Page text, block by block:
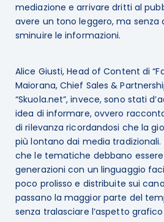
mediazione e arrivare dritti al
avere un tono leggero, ma senza
sminuire le informazioni.
Alice Giusti, Head of Content di
Maiorana, Chief Sales &
“Skuola.net”, invece, sono stati
idea di informare, ovvero
di rilevanza ricordandosi che la
più lontano dai media
che le tematiche debbano
generazioni con un linguaggio
poco prolisso e distribuite sui
passano la maggior parte del
senza tralasciare l’aspetto